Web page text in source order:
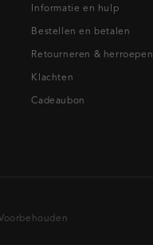
Informatie en hulp
Bestellen en betalen
Retourneren & herroepen
Klachten
Cadeaubon